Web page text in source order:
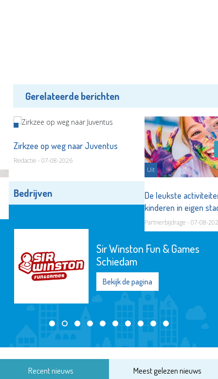
Gerelateerde berichten
Zirkzee op weg naar Juventus
Redactie - 07-08-2026
Uit
De leukste
kinderen in eigen
Partnerbijdrage - 07-08-
Bedrijven Alle bedrijven
Sir Winston Fun & Games
Schiedam
Bekijk de pagina
Recent nieuws Meest gelezen nieuws